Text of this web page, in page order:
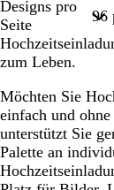
Designs pro
Seite
zum Leben.
Möchten Sie
einfach und
unterstützt Sie
Palette an